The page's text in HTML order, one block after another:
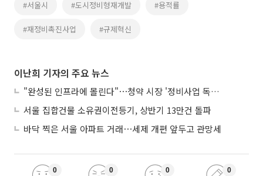
#서울시 #도시정비형재개발 #용적률
#재정비촉진사업 #규제혁신
이난희 기자의 주요 뉴스
"완성된 인프라에 몰린다"⋯청약 시장 '정비사업 독주' 42배 격차
서울 집합건물 소유권이전등기, 상반기 13만건 돌파
바닥 찍은 서울 아파트 거래⋯세제 개편 앞두고 관망세
0 0 0 0